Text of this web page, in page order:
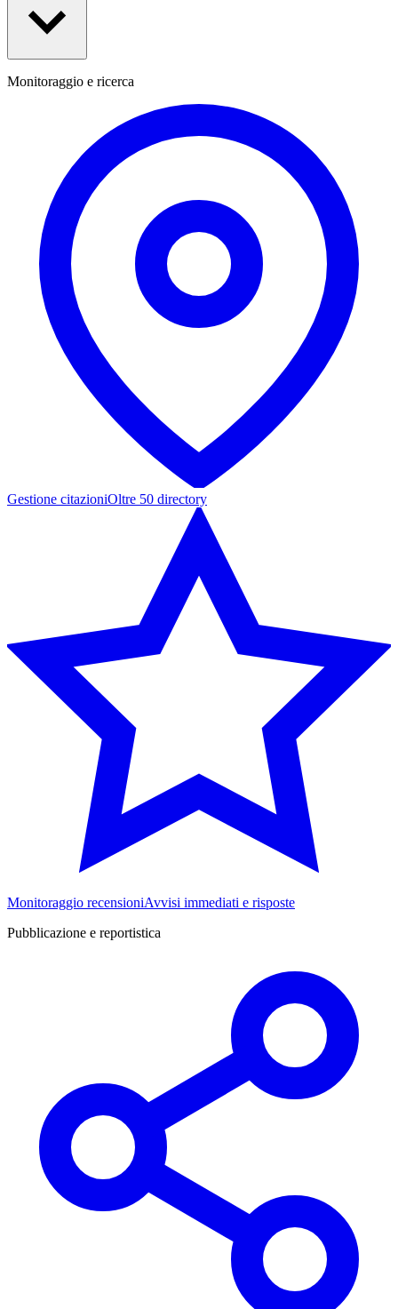
Monitoraggio e ricerca
Gestione citazioniOltre 50 directory
Monitoraggio recensioniAvvisi immediati e risposte
Pubblicazione e reportistica